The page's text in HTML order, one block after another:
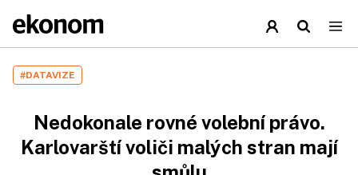
#DATAVIZE
Nedokonale rovné volební právo.
Karlovarští voliči malých stran mají